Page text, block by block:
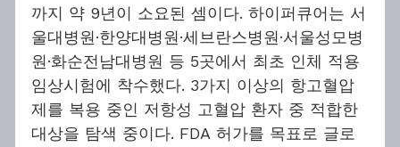
까지 약 9년이 소요된 셈이다. 하이퍼큐어는 서
울대병원·한양대병원·세브란스병원·서울성모병
원·화순전남대병원 등 5곳에서 최초 인체 적용
임상시험에 착수했다. 3가지 이상의 항고혈압
제를 복용 중인 저항성 고혈압 환자 중 적합한
대상을 탐색 중이다. FDA 허가를 목표로 글로